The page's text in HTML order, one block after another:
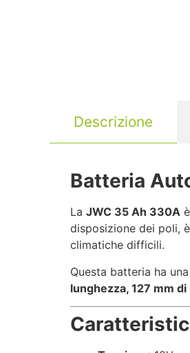
Descrizione
Batteria
La JWC 35 Ah 330A
disposizione dei poli,
climatiche difficili.
Questa batteria ha una
lunghezza, 127 mm